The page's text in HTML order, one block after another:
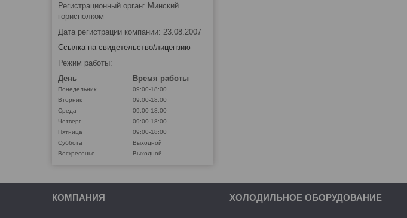
Регистрационный орган: Минский
горисполком
Дата регистрации компании: 23.08.2007
Ссылка на свидетельство/лицензию
Режим работы:
День
Время работы
Понедельник
09:00-18:00
Вторник
09:00-18:00
Среда
09:00-18:00
Четверг
09:00-18:00
Пятница
09:00-18:00
Суббота
Выходной
Воскресенье
Выходной
КОМПАНИЯ ХОЛОДИЛЬНОЕ ОБОРУДОВАНИЕ